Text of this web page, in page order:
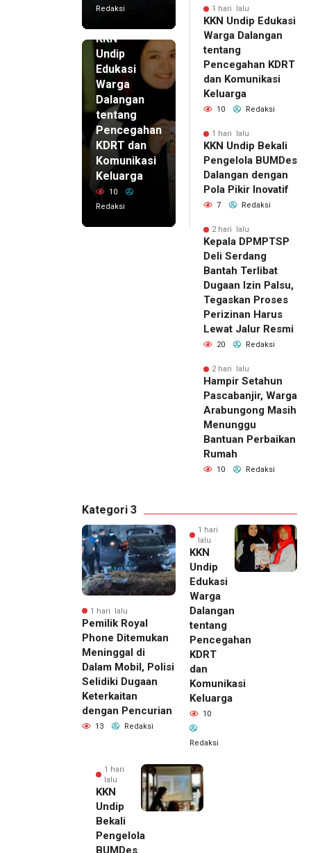
Redaksi
KKN
Undip
Edukasi
Warga
Dalangan
tentang
Pencegahan
KDRT dan
Komunikasi
Keluarga
10
Redaksi
1 hari lalu
KKN Undip Edukasi
Warga Dalangan
tentang
Pencegahan KDRT
dan Komunikasi
Keluarga
10 Redaksi
1 hari lalu
KKN Undip Bekali
Pengelola BUMDes
Dalangan dengan
Pola Pikir Inovatif
7 Redaksi
2 hari lalu
Kepala DPMPTSP
Deli Serdang
Bantah Terlibat
Dugaan Izin Palsu,
Tegaskan Proses
Perizinan Harus
Lewat Jalur Resmi
20 Redaksi
2 hari lalu
Hampir Setahun
Pascabanjir, Warga
Arabungong Masih
Menunggu
Bantuan Perbaikan
Rumah
10 Redaksi
Kategori 3
1 hari lalu
Pemilik Royal
Phone Ditemukan
Meninggal di
Dalam Mobil, Polisi
Selidiki Dugaan
Keterkaitan
dengan Pencurian
13 Redaksi
1 hari
lalu
KKN
Undip
Edukasi
Warga
Dalangan
tentang
Pencegahan
KDRT
dan
Komunikasi
Keluarga
10
Redaksi
1 hari
lalu
KKN
Undip
Bekali
Pengelola
BUMDes